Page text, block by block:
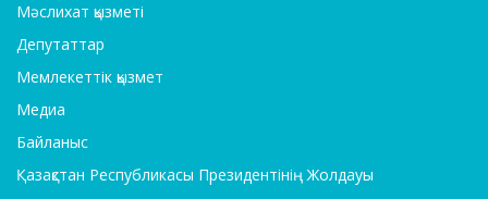
Мәслихат қызметі
Депутаттар
Мемлекеттік қызмет
Медиа
Байланыс
Қазақстан Республикасы Президентінің Жолдауы